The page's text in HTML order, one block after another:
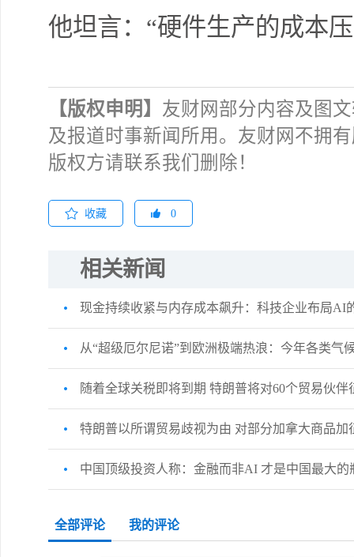
他坦言：“硬件生产的成本
【版权申明】 友财网部分内容及图
及报道时事新闻所用。友财网不拥
版权方请联系我们删除！
收藏 0
相关新闻
现金持续收紧与内存成本飙升：科技企业布局AI
从“超级厄尔尼诺”到欧洲极端热浪：今年各类气
随着全球关税即将到期 特朗普将对60个贸易伙
特朗普以所谓贸易歧视为由 对部分加拿大商品加
中国顶级投资人称：金融而非AI 才是中国最大的
全部评论 我的评论